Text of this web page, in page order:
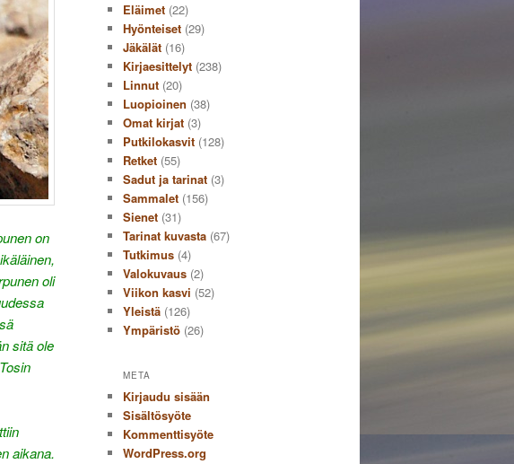
on
oli
sitä ole
aikana.
Eläimet (22)
Hyönteiset (29)
Jäkälät (16)
Kirjaesittelyt (238)
Linnut (20)
Luopioinen (38)
Omat kirjat (3)
Putkilokasvit (128)
Retket (55)
Sadut ja tarinat (3)
Sammalet (156)
Sienet (31)
Tarinat kuvasta (67)
Tutkimus (4)
Valokuvaus (2)
Viikon kasvi (52)
Yleistä (126)
Ympäristö (26)
META
Kirjaudu sisään
Sisältösyöte
Kommenttisyöte
WordPress.org